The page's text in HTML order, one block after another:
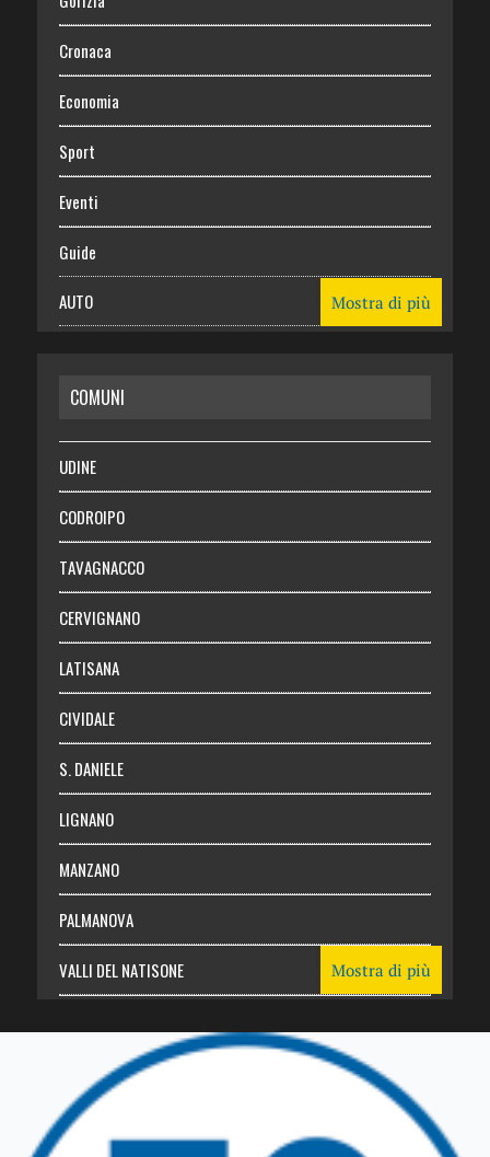
Cronaca
Economia
Sport
Eventi
Guide
AUTO
RISPARMIO
SALUTE
Necrologie
Chi siamo
Abbonati
Login
Mostra di più
COMUNI
UDINE
CODROIPO
TAVAGNACCO
CERVIGNANO
LATISANA
CIVIDALE
S. DANIELE
LIGNANO
MANZANO
PALMANOVA
VALLI DEL NATISONE
TRICESIMO
TARCENTO
Mostra di più